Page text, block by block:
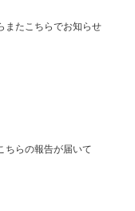
またこちらでお知らせ
ちらの報告が届いて